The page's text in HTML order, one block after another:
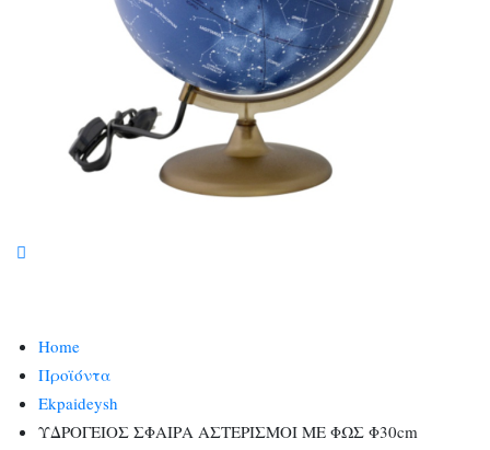
Home
Προϊόντα
Ekpaideysh
ΥΔΡΟΓΕΙΟΣ ΣΦΑΙΡΑ ΑΣΤΕΡΙΣΜΟΙ ΜΕ ΦΩΣ Φ30cm